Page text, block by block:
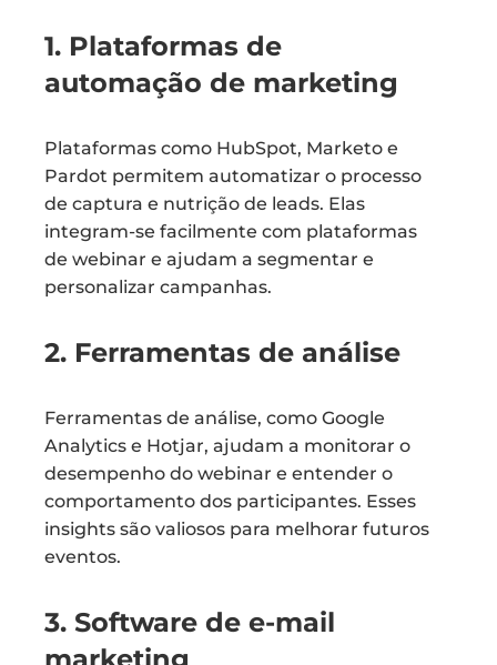
1. Plataformas de
automação de marketing
Plataformas como HubSpot, Marketo e
Pardot permitem automatizar o processo
de captura e nutrição de leads. Elas
integram-se facilmente com plataformas
de webinar e ajudam a segmentar e
personalizar campanhas.
2. Ferramentas de análise
Ferramentas de análise, como Google
Analytics e Hotjar, ajudam a monitorar o
desempenho do webinar e entender o
comportamento dos participantes. Esses
insights são valiosos para melhorar futuros
eventos.
3. Software de e-mail